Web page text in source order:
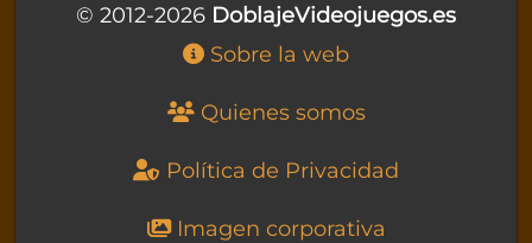
© 2012-2026 DoblajeVideojuegos.es
Sobre la web
Quienes somos
Política de Privacidad
Imagen corporativa